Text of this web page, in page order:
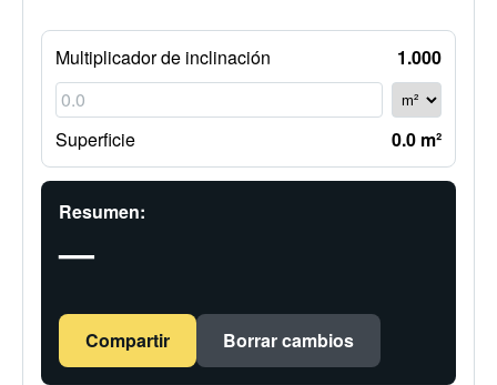
Multiplicador de inclinación 1.000
Superficie 0.0 m²
Resumen:
—
Compartir Borrar cambios